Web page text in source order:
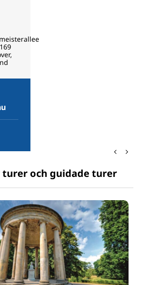
och guidade turer